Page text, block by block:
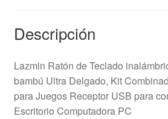
Descripción
Lazmin Ratón de Teclado
bambú Ultra Delgado, Kit
para Juegos Receptor USB para
Escritorio Computadora PC